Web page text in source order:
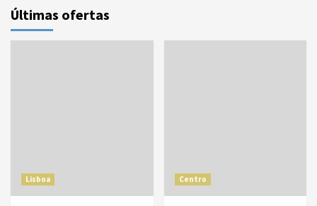
Últimas ofertas
Lisboa Centro